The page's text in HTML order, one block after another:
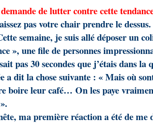
demande de lutter contre cette
pas votre chair prendre le dessus.
semaine, je suis allé déposer un
», une file de personnes
pas 30 secondes que j’étais dans la
a dit la chose suivante : « Mais où
boire leur café… On les paye
ma première réaction a été de me